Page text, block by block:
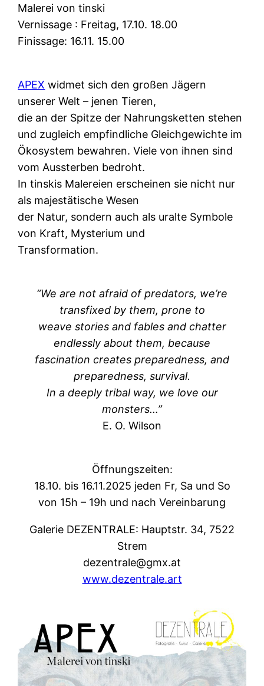
Malerei von tinski
Vernissage : Freitag, 17.10. 18.00
Finissage: 16.11. 15.00
APEX widmet sich den großen Jägern
unserer Welt – jenen Tieren,
die an der Spitze der Nahrungsketten stehen
und zugleich empfindliche Gleichgewichte im
Ökosystem bewahren. Viele von ihnen sind
vom Aussterben bedroht.
In tinskis Malereien erscheinen sie nicht nur
als majestätische Wesen
der Natur, sondern auch als uralte Symbole
von Kraft, Mysterium und
Transformation.
“We are not afraid of predators, we’re
transfixed by them, prone to
weave stories and fables and chatter
endlessly about them, because
fascination creates preparedness, and
preparedness, survival.
In a deeply tribal way, we love our
monsters…”
E. O. Wilson
Öffnungszeiten:
18.10. bis 16.11.2025 jeden Fr, Sa und So
von 15h – 19h und nach Vereinbarung
Galerie DEZENTRALE: Hauptstr. 34, 7522
Strem
dezentrale@gmx.at
www.dezentrale.art